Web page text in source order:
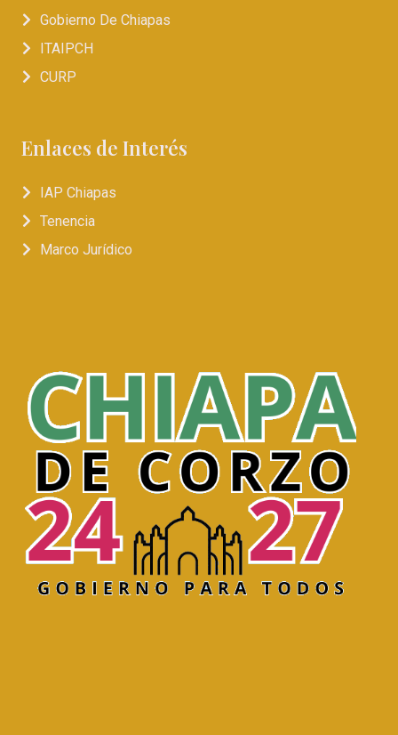
Gobierno De Chiapas
ITAIPCH
CURP
Enlaces de Interés
IAP Chiapas
Tenencia
Marco Jurídico